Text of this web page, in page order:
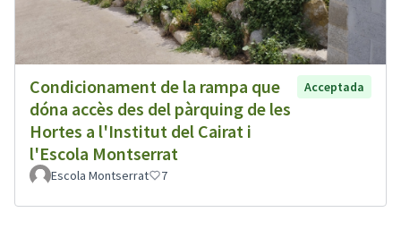
Condicionament de la rampa que
dóna accès des del pàrquing de les
Hortes a l'Institut del Cairat i
l'Escola Montserrat
Acceptada
Escola Montserrat 7